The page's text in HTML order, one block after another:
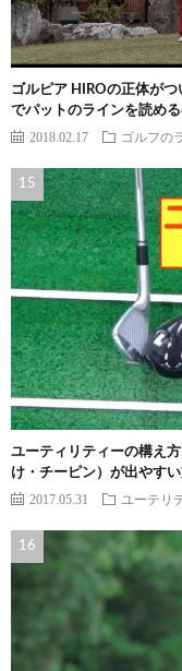
ゴルピア HIROの正体が
でパットのラインを読め
2018.02.17 ゴルフの
ユーティリティーの構え
け・チーピン）が出やす
2017.05.31 ユーテリ